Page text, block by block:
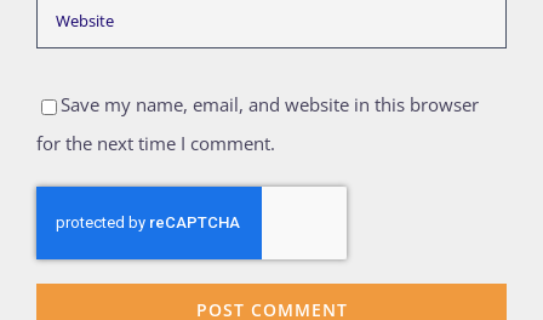
Save my name, email, and website in this browser
for the next time I comment.